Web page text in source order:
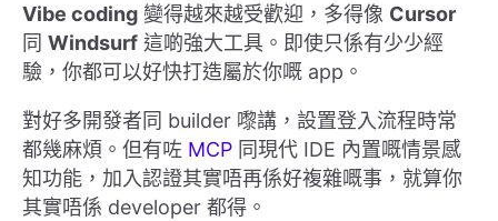
Vibe coding 變得越來越受歡迎，多得像 Cursor
同 Windsurf 這啲強大工具。即使只係有少少經
驗，你都可以好快打造屬於你嘅 app。
對好多開發者同 builder 嚟講，設置登入流程時常
都幾麻煩。但有咗 MCP 同現代 IDE 內置嘅情景感
知功能，加入認證其實唔再係好複雜嘅事，就算你
其實唔係 developer 都得。